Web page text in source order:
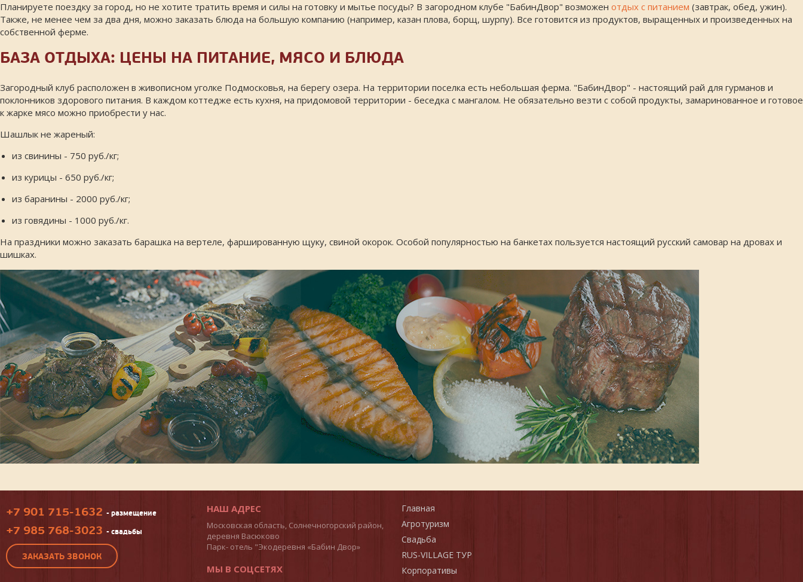
Планируете поездку за город, но не хотите тратить время и силы на готовку и мытье посуды? В загородном клубе "БабинДвор" возможен отдых с питанием (завтрак, обед, ужин).
Также, не менее чем за два дня, можно заказать блюда на большую компанию (например, казан плова, борщ, шурпу). Все готовится из продуктов, выращенных и произведенных на
собственной ферме.
БАЗА ОТДЫХА: ЦЕНЫ НА ПИТАНИЕ, МЯСО И БЛЮДА
Загородный клуб расположен в живописном уголке Подмосковья, на берегу озера. На территории поселка есть небольшая ферма. "БабинДвор" - настоящий рай для гурманов и
поклонников здорового питания. В каждом коттедже есть кухня, на придомовой территории - беседка с мангалом. Не обязательно везти с собой продукты, замаринованное и готовое
к жарке мясо можно приобрести у нас.
Шашлык не жареный:
из свинины - 750 руб./кг;
из курицы - 650 руб./кг;
из баранины - 2000 руб./кг;
из говядины - 1000 руб./кг.
На праздники можно заказать барашка на вертеле, фаршированную щуку, свиной окорок. Особой популярностью на банкетах пользуется настоящий русский самовар на дровах и
шишках.
+7 901 715-1632 - размещение
+7 985 768-3023 - свадьбы
ЗАКАЗАТЬ ЗВОНОК
НАШ АДРЕС
Московская область, Солнечногорский район,
деревня Васюково
Парк- отель "Экодеревня «Бабин Двор»
МЫ В СОЦСЕТЯХ
Главная
Агротуризм
Свадьба
RUS-VILLAGE ТУР
Корпоративы